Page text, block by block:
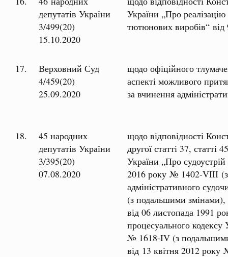
депутатів України
3/499(20)
15.10.2020
України „Про
тютюнових виробів“
17.
Верховний Суд
4/459(20)
25.09.2020
щодо офіційного
аспекті можливого
за вчинення
18.
45 народних
депутатів України
3/395(20)
07.08.2020
щодо відповідності
другої статті 37,
України „Про судоустрій
2016 року № 1402-VIIІ
адміністративного
(з подальшими змінами),
від 06 листопада 1991
процесуального кодексу
№ 1618-IV (з подальшими
від 13 квітня 2012